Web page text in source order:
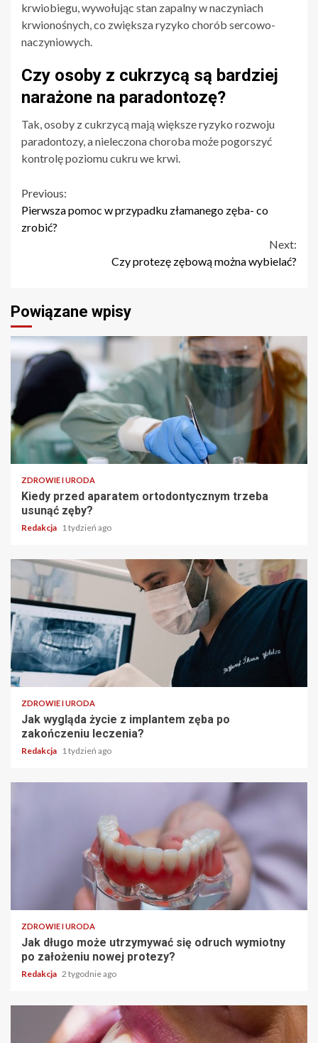
krwiobiegu, wywołując stan zapalny w naczyniach
krwionośnych, co zwiększa ryzyko chorób sercowo-
naczyniowych.
Czy osoby z cukrzycą są bardziej
narażone na paradontozę?
Tak, osoby z cukrzycą mają większe ryzyko rozwoju
paradontozy, a nieleczona choroba może pogorszyć
kontrolę poziomu cukru we krwi.
Continue
Reading
Previous:
Pierwsza pomoc w przypadku złamanego zęba- co
zrobić?
Next:
Czy protezę zębową można wybielać?
Powiązane wpisy
ZDROWIE I URODA
Kiedy przed aparatem ortodontycznym trzeba
usunąć zęby?
Redakcja 1 tydzień ago
ZDROWIE I URODA
Jak wygląda życie z implantem zęba po
zakończeniu leczenia?
Redakcja 1 tydzień ago
ZDROWIE I URODA
Jak długo może utrzymywać się odruch wymiotny
po założeniu nowej protezy?
Redakcja 2 tygodnie ago